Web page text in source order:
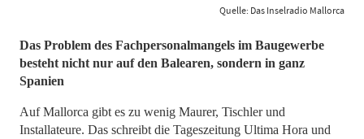
Quelle: Das Inselradio Mallorca
Das Problem des Fachpersonalmangels im Baugewerbe
besteht nicht nur auf den Balearen, sondern in ganz
Spanien
Auf Mallorca gibt es zu wenig Maurer, Tischler und
Installateure. Das schreibt die Tageszeitung Ultima Hora und